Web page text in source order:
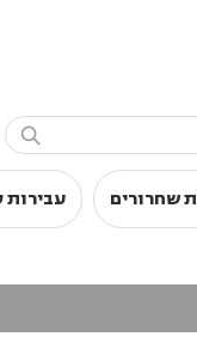

שחרורים עבירות